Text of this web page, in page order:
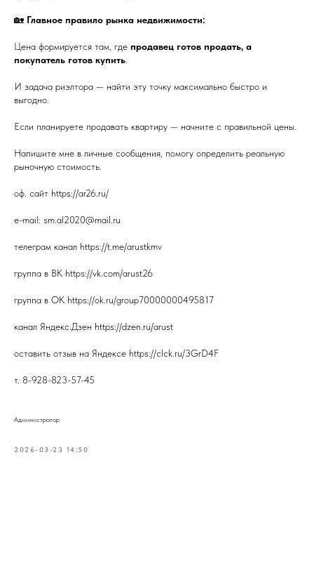
🏡 Главное правило рынка недвижимости:
Цена формируется там, где продавец готов продать, а
покупатель готов купить.
И задача риэлтора — найти эту точку максимально быстро и
выгодно.
Если планируете продавать квартиру — начните с правильной цены.
Напишите мне в личные сообщения, помогу определить реальную
рыночную стоимость.
оф. сайт https://ar26.ru/
e-mail: sm.al2020@mail.ru
телеграм канал https://t.me/arustkmv
группа в ВК https://vk.com/arust26
группа в ОК https://ok.ru/group70000000495817
канал Яндекс.Дзен https://dzen.ru/arust
оставить отзыв на Яндексе https://clck.ru/3GrD4F
т. 8-928-823-57-45
Администратор
2026-03-23 14:50